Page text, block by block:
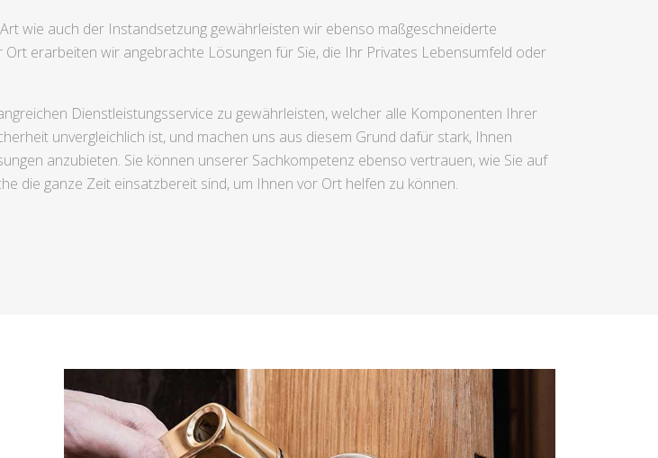
wie auch der Instandsetzung gewährleisten wir ebenso maßgeschneiderte
erarbeiten wir angebrachte Lösungen für Sie, die Ihr Privates Lebensumfeld oder
Dienstleistungsservice zu gewährleisten, welcher alle Komponenten Ihrer
unvergleichlich ist, und machen uns aus diesem Grund dafür stark, Ihnen
anzubieten. Sie können unserer Sachkompetenz ebenso vertrauen, wie Sie auf
die ganze Zeit einsatzbereit sind, um Ihnen vor Ort helfen zu können.